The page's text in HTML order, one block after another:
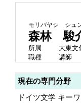
モリバヤシ シュ
森林 駿
所属
大東文
職種
講師
現在の専門分野
ドイツ文学 キー